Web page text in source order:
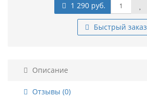
1 290 руб.
Быстрый заказ
Описание
Отзывы (0)